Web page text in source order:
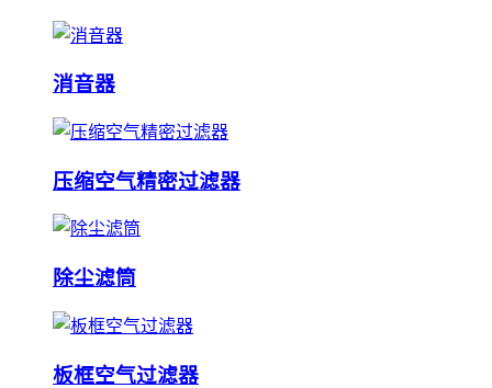
消音器
压缩空气精密过滤器
除尘滤筒
板框空气过滤器